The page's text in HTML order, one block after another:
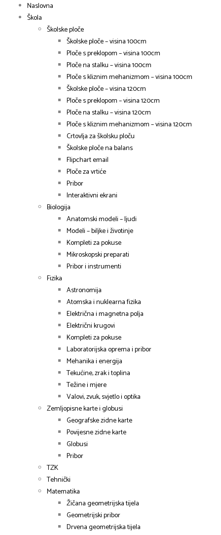
Naslovna
Škola
Školske ploče
Školske ploče – visina 100cm
Ploče s preklopom – visina 100cm
Ploče na stalku – visina 100cm
Ploče s kliznim mehanizmom – visina 100cm
Školske ploče – visina 120cm
Ploče s preklopom – visina 120cm
Ploče na stalku – visina 120cm
Ploče s kliznim mehanizmom – visina 120cm
Crtovlja za školsku ploču
Školske ploče na balans
Flipchart email
Ploče za vrtiće
Pribor
Interaktivni ekrani
Biologija
Anatomski modeli – ljudi
Modeli – biljke i životinje
Kompleti za pokuse
Mikroskopski preparati
Pribor i instrumenti
Fizika
Astronomija
Atomska i nuklearna fizika
Električna i magnetna polja
Električni krugovi
Kompleti za pokuse
Laboratorijska oprema i pribor
Mehanika i energija
Tekućine, zrak i toplina
Težine i mjere
Valovi, zvuk, svjetlo i optika
Zemljopisne karte i globusi
Geografske zidne karte
Povijesne zidne karte
Globusi
Pribor
TZK
Tehnički
Matematika
Žičana geometrijska tijela
Geometrijski pribor
Drvena geometrijska tijela